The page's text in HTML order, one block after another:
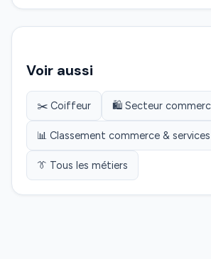
Voir aussi
✂️ Coiffeur 🛍️ Secteur
📊 Classement commerce & services
👔 Tous les métiers